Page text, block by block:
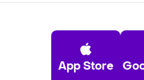
App Store